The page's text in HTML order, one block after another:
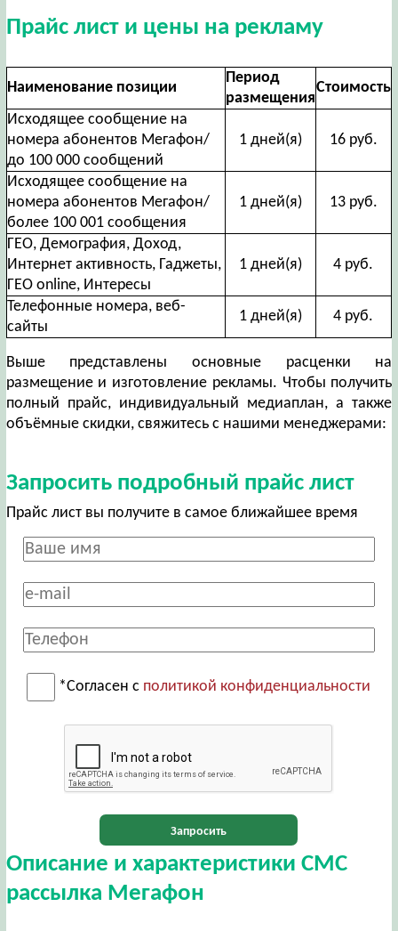
Прайс лист и цены на рекламу
Наименование позиции
Период
размещения
Стоимость
Исходящее сообщение на
номера абонентов Мегафон/
до 100 000 сообщений
1 дней(я) 16 руб.
Исходящее сообщение на
номера абонентов Мегафон/
более 100 001 сообщения
1 дней(я) 13 руб.
ГЕО, Демография, Доход,
Интернет активность, Гаджеты,
ГЕО online, Интересы
1 дней(я) 4 руб.
Телефонные номера, веб-
сайты
1 дней(я) 4 руб.
Выше представлены основные расценки на
размещение и изготовление рекламы. Чтобы получить
полный прайс, индивидуальный медиаплан, а также
объёмные скидки, свяжитесь с нашими менеджерами:
Запросить подробный прайс лист
Прайс лист вы получите в самое ближайшее время
*Согласен с политикой конфиденциальности
Запросить
Описание и характеристики СМС
рассылка Мегафон